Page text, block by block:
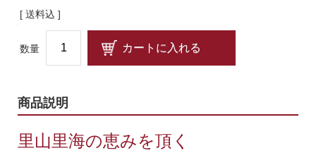
[ 送料込 ]
数量
商品説明
里山里海の恵みを頂く